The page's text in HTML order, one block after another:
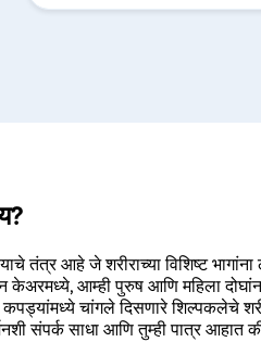
तंत्र आहे जे शरीराच्या विशिष्ट
आम्ही पुरुष आणि महिला
कपड्यांमध्ये चांगले दिसणारे शिल्पकलेचे
संपर्क साधा आणि तुम्ही पात्र आहात की